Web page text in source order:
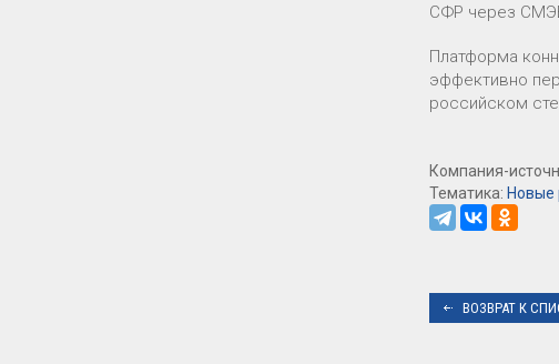
СФР через СМЭВ
Платформа
эффективно
российском
Компания-
Тематика: Новые
ВОЗВРАТ К